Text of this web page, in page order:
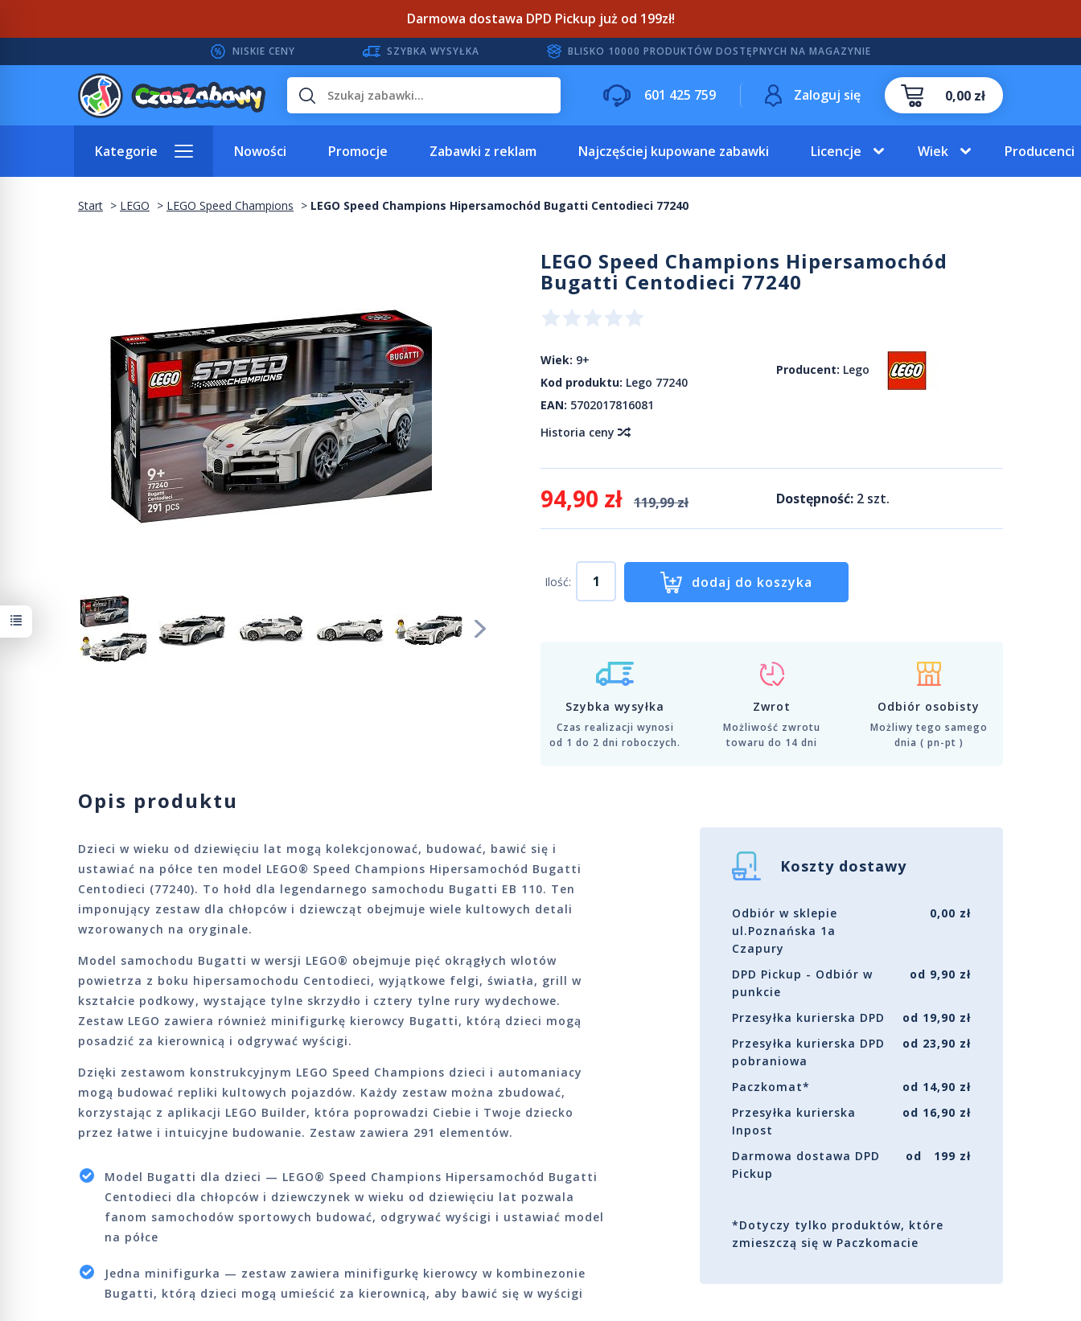
Darmowa dostawa DPD Pickup już od 199zł!
NISKIE CENY SZYBKA WYSYŁKA BLISKO 10000 PRODUKTÓW DOSTĘPNYCH NA MAGAZYNIE
0,00 zł
Zaloguj się
601 425 759
Wyszukaj
Kategorie Nowości Promocje Zabawki z reklam Najczęściej kupowane zabawki Licencje Wiek Producenci
Start LEGO LEGO Speed Champions LEGO Speed Champions Hipersamochód Bugatti Centodieci 77240
LEGO Speed Champions Hipersamochód
Bugatti Centodieci 77240
Wiek: 9+
Kod produktu: Lego 77240
EAN: 5702017816081
Historia ceny
Producent: Lego
94,90 zł 119,99 zł Dostępność: 2szt.
Ilość: dodaj do koszyka
Szybka wysyłka
Czas realizacji wynosi
od 1 do 2 dni roboczych.
Zwrot
Możliwość zwrotu
towaru do 14 dni
Odbiór osobisty
Możliwy tego samego
dnia ( pn-pt )
Opis produktu
Dzieci w wieku od dziewięciu lat mogą kolekcjonować, budować, bawić się i
ustawiać na półce ten model LEGO® Speed Champions Hipersamochód Bugatti
Centodieci (77240). To hołd dla legendarnego samochodu Bugatti EB 110. Ten
imponujący zestaw dla chłopców i dziewcząt obejmuje wiele kultowych detali
wzorowanych na oryginale.
Model samochodu Bugatti w wersji LEGO® obejmuje pięć okrągłych wlotów
powietrza z boku hipersamochodu Centodieci, wyjątkowe felgi, światła, grill w
kształcie podkowy, wystające tylne skrzydło i cztery tylne rury wydechowe.
Zestaw LEGO zawiera również minifigurkę kierowcy Bugatti, którą dzieci mogą
posadzić za kierownicą i odgrywać wyścigi.
Dzięki zestawom konstrukcyjnym LEGO Speed Champions dzieci i automaniacy
mogą budować repliki kultowych pojazdów. Każdy zestaw można zbudować,
korzystając z aplikacji LEGO Builder, która poprowadzi Ciebie i Twoje dziecko
przez łatwe i intuicyjne budowanie. Zestaw zawiera 291 elementów.
Model Bugatti dla dzieci — LEGO® Speed Champions Hipersamochód Bugatti
Centodieci dla chłopców i dziewczynek w wieku od dziewięciu lat pozwala
fanom samochodów sportowych budować, odgrywać wyścigi i ustawiać model
na półce
Jedna minifigurka — zestaw zawiera minifigurkę kierowcy w kombinezonie
Bugatti, którą dzieci mogą umieścić za kierownicą, aby bawić się w wyścigi
Koszty dostawy
Odbiór w sklepie
ul.Poznańska 1a
Czapury
0,00 zł
DPD Pickup - Odbiór w
punkcie
od 9,90 zł
Przesyłka kurierska DPD
od 19,90 zł
Przesyłka kurierska DPD
pobraniowa
od 23,90 zł
Paczkomat*
od 14,90 zł
Przesyłka kurierska
Inpost
od 16,90 zł
Darmowa dostawa DPD
Pickup
od 199 zł
*Dotyczy tylko produktów, które
zmieszczą się w Paczkomacie